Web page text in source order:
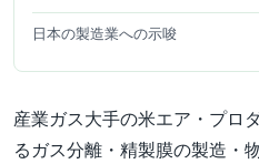
日本の製造業への示唆
産業ガス大手の米エア・プロ
るガス分離・精製膜の製造・